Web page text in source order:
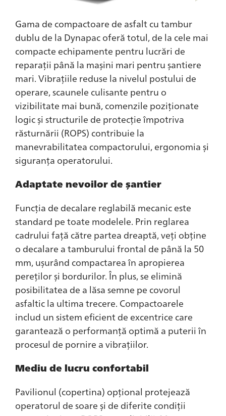
Gama de compactoare de asfalt cu tambur
dublu de la Dynapac oferă totul, de la cele mai
compacte echipamente pentru lucrări de
reparații până la mașini mari pentru șantiere
mari. Vibrațiile reduse la nivelul postului de
operare, scaunele culisante pentru o
vizibilitate mai bună, comenzile poziționate
logic și structurile de protecție împotriva
răsturnării (ROPS) contribuie la
manevrabilitatea compactorului, ergonomia și
siguranța operatorului.
Adaptate nevoilor de șantier
Funcția de decalare reglabilă mecanic este
standard pe toate modelele. Prin reglarea
cadrului față către partea dreaptă, veți obține
o decalare a tamburului frontal de până la 50
mm, ușurând compactarea în apropierea
pereților și bordurilor. În plus, se elimină
posibilitatea de a lăsa semne pe covorul
asfaltic la ultima trecere. Compactoarele
includ un sistem eficient de excentrice care
garantează o performanță optimă a puterii în
procesul de pornire a vibrațiilor.
Mediu de lucru confortabil
Pavilionul (copertina) opțional protejează
operatorul de soare și de diferite condiții